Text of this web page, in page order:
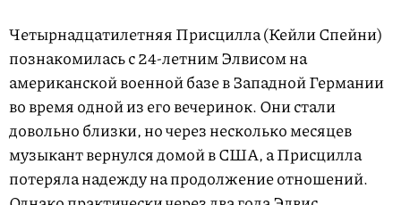
Четырнадцатилетняя Присцилла (Кейли Спейни)
познакомилась с 24-летним Элвисом на
американской военной базе в Западной Германии
во время одной из его вечеринок. Они стали
довольно близки, но через несколько месяцев
музыкант вернулся домой в США, а Присцилла
потеряла надежду на продолжение отношений.